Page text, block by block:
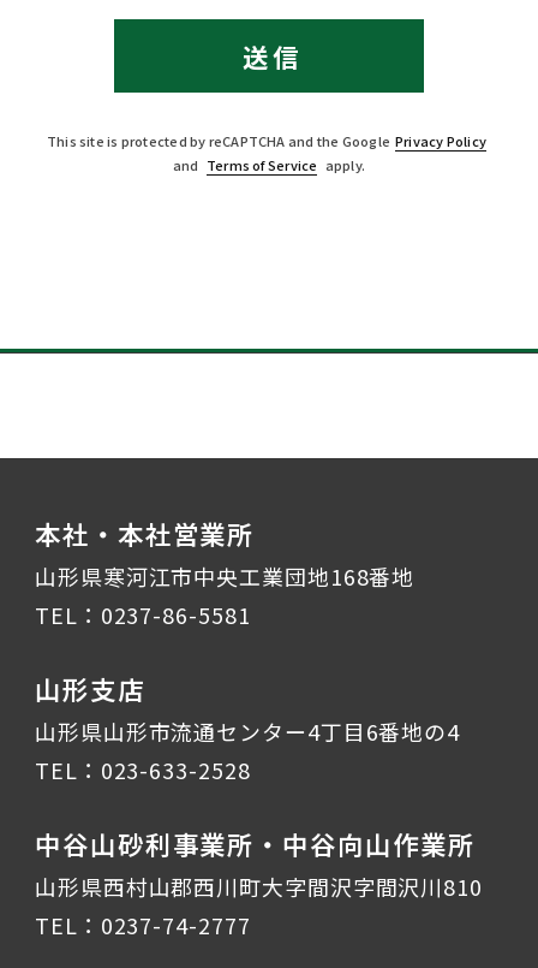
This site is protected by reCAPTCHA and the Google Privacy Policy
and Terms of Service apply.
本社・本社営業所
山形県寒河江市中央工業団地168番地
TEL： 0237-86-5581
山形支店
山形県山形市流通センター4丁目6番地の4
TEL： 023-633-2528
中谷山砂利事業所・中谷向山作業所
山形県西村山郡西川町大字間沢字間沢川810
TEL： 0237-74-2777